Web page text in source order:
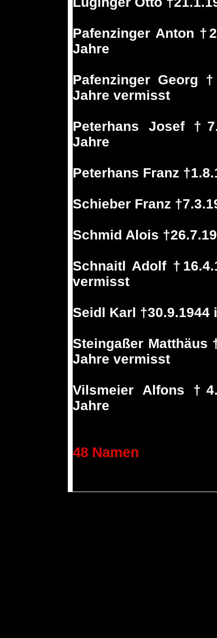
Pafenzinger Anton
Jahre
Pafenzinger Georg
Jahre vermisst
Peterhans Josef
Jahre
Peterhans Franz
Schieber Franz
Schmid Alois
Schnaitl Adolf
vermisst
Seidl Karl
Steingaßer Matthäus
Jahre vermisst
Vilsmeier Alfons
Jahre
48 Namen